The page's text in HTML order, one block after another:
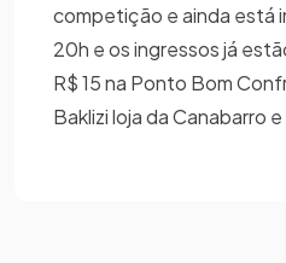
competição e ainda está
20h e os ingressos já
R$ 15 na Ponto Bom
Baklizi loja da Canabarro